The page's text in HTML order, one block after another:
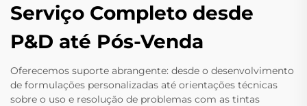
Serviço Completo desde
P&D até Pós-Venda
Oferecemos suporte abrangente: desde o desenvolvimento
de formulações personalizadas até orientações técnicas
sobre o uso e resolução de problemas com as tintas